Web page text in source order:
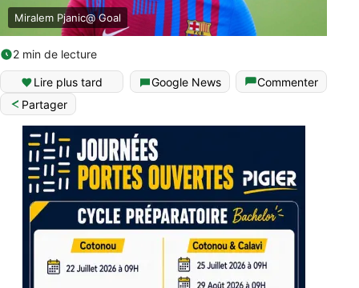
Miralem Pjanic@ Goal
2 min de lecture
Lire plus tard Google News
Commenter
Partager